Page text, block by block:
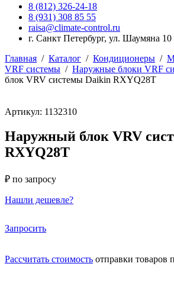
8 (812) 326-24-18
8 (931) 308 85 55
raisa@climate-control.ru
г. Санкт Петербург, ул. Шаумяна 10
Главная / Каталог / Кондиционеры /
VRF системы / Наружные блоки VRF
блок VRV системы Daikin RXYQ28T
Артикул: 1132310
Наружный блок VRV
RXYQ28T
₽ по запросу
Нашли дешевле?
Запросить
Рассчитать стоимость отправки товаров